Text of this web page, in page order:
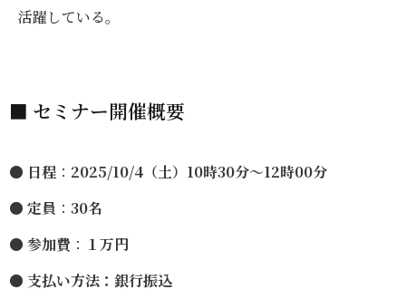
活躍している。
■ セミナー開催概要
● 日程 ： 2025/10/4（土）10時30分〜12時00分
● 定員 ： 30名
● 参加費 ： １万円
● 支払い方法：銀行振込